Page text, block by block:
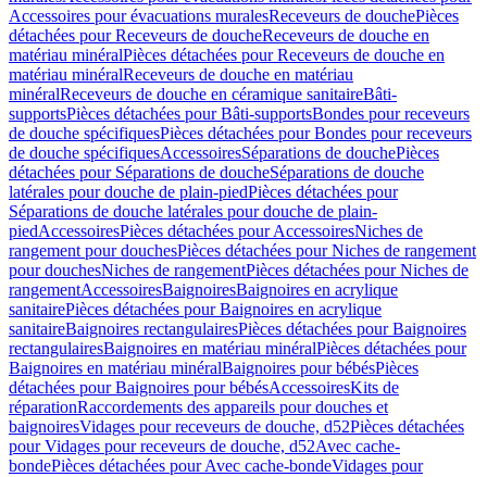
Accessoires pour évacuations muralesReceveurs de douchePièces
détachées pour Receveurs de doucheReceveurs de douche en
matériau minéralPièces détachées pour Receveurs de douche en
matériau minéralReceveurs de douche en matériau
minéralReceveurs de douche en céramique sanitaireBâti-
supportsPièces détachées pour Bâti-supportsBondes pour receveurs
de douche spécifiquesPièces détachées pour Bondes pour receveurs
de douche spécifiquesAccessoiresSéparations de douchePièces
détachées pour Séparations de doucheSéparations de douche
latérales pour douche de plain-piedPièces détachées pour
Séparations de douche latérales pour douche de plain-
piedAccessoiresPièces détachées pour AccessoiresNiches de
rangement pour douchesPièces détachées pour Niches de rangement
pour douchesNiches de rangementPièces détachées pour Niches de
rangementAccessoiresBaignoiresBaignoires en acrylique
sanitairePièces détachées pour Baignoires en acrylique
sanitaireBaignoires rectangulairesPièces détachées pour Baignoires
rectangulairesBaignoires en matériau minéralPièces détachées pour
Baignoires en matériau minéralBaignoires pour bébésPièces
détachées pour Baignoires pour bébésAccessoiresKits de
réparationRaccordements des appareils pour douches et
baignoiresVidages pour receveurs de douche, d52Pièces détachées
pour Vidages pour receveurs de douche, d52Avec cache-
bondePièces détachées pour Avec cache-bondeVidages pour